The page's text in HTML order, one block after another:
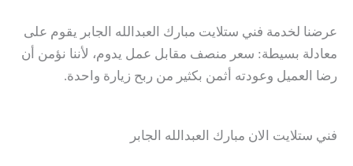
عرضنا لخدمة فني ستلايت مبارك العبدالله الجابر يقوم على
معادلة بسيطة: سعر منصف مقابل عمل يدوم، لأننا نؤمن أن
رضا العميل وعودته أثمن بكثير من ربح زيارة واحدة.
فني ستلايت الان مبارك العبدالله الجابر